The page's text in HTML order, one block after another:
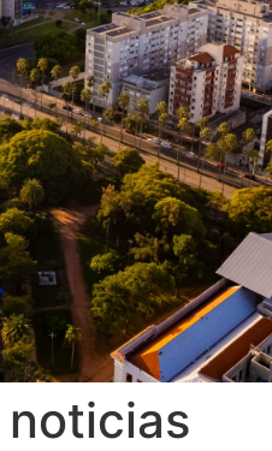
noticias